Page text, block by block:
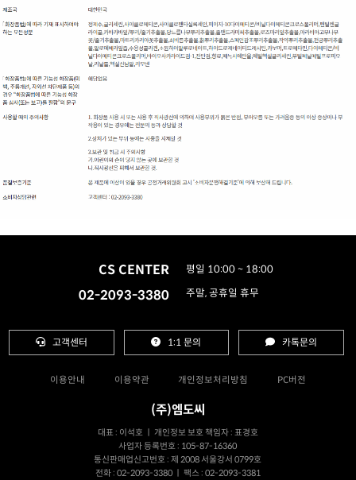
CS CENTER
02-2093-3380
평일 10:00 ~ 18:00
주말, 공휴일 휴무
고객센터 1:1 문의 카톡문의
이용안내 이용약관 개인정보처리방침 PC버전
(주)엠도씨
대표 : 이석호 ㅣ 개인정보 보호 책임자 : 표경호
사업자 등록번호 : 105-87-16360
통신판매업신고번호 : 제 2008 서울강서 0799호
전화 : 02-2093-3380 ㅣ 팩스 : 02-2093-3381